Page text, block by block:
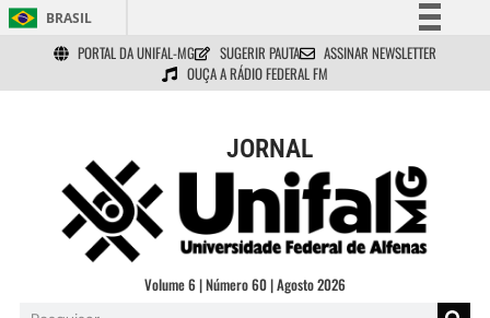
BRASIL
Simplifique!
Comunica BR
Acesso à informação
Legislação
Canais
PORTAL DA UNIFAL-MG SUGERIR PAUTA
ASSINAR NEWSLETTER
OUÇA A RÁDIO FEDERAL FM
JORNAL
Volume 6 | Número 60 | Agosto 2026